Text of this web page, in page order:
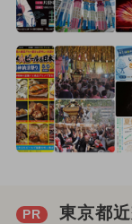
PR 東京都